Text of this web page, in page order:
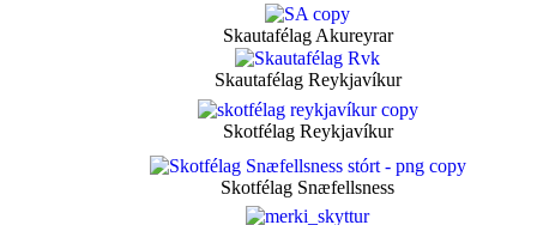
Skautafélag Akureyrar
Skautafélag Reykjavíkur
Skotfélag Reykjavíkur
Skotfélag Snæfellsness